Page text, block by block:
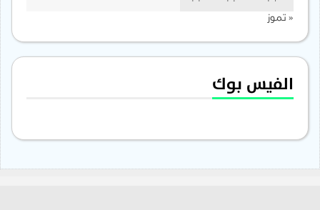
« تموز
الفيس بوك